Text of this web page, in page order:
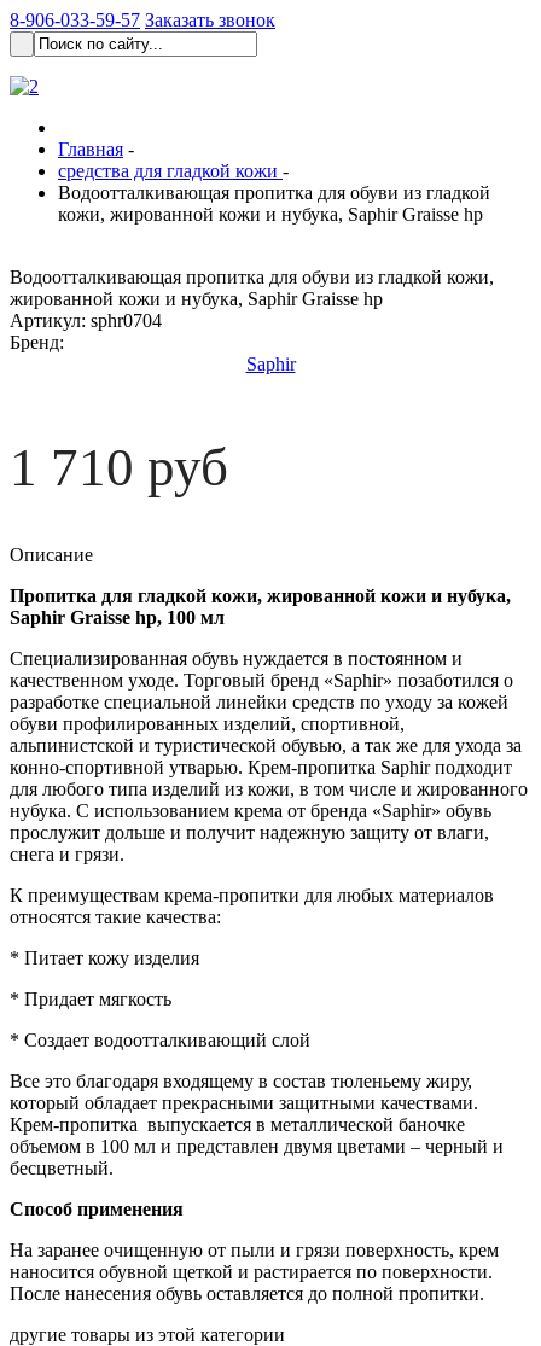
8-906-033-59-57 Заказать звонок
Главная -
средства для гладкой кожи -
Водоотталкивающая пропитка для обуви из гладкой
кожи, жированной кожи и нубука, Saphir Graisse hp
Водоотталкивающая пропитка для обуви из гладкой кожи,
жированной кожи и нубука, Saphir Graisse hp
Артикул: sphr0704
Бренд:
Saphir
1 710 руб
Описание
Пропитка для гладкой кожи, жированной кожи и нубука,
Saphir Graisse hp, 100 мл
Специализированная обувь нуждается в постоянном и
качественном уходе. Торговый бренд «Saphir» позаботился о
разработке специальной линейки средств по уходу за кожей
обуви профилированных изделий, спортивной,
альпинистской и туристической обувью, а так же для ухода за
конно-спортивной утварью. Крем-пропитка Saphir подходит
для любого типа изделий из кожи, в том числе и жированного
нубука. С использованием крема от бренда «Saphir» обувь
прослужит дольше и получит надежную защиту от влаги,
снега и грязи.
К преимуществам крема-пропитки для любых материалов
относятся такие качества:
* Питает кожу изделия
* Придает мягкость
* Создает водоотталкивающий слой
Все это благодаря входящему в состав тюленьему жиру,
который обладает прекрасными защитными качествами.
Крем-пропитка выпускается в металлической баночке
объемом в 100 мл и представлен двумя цветами – черный и
бесцветный.
Способ применения
На заранее очищенную от пыли и грязи поверхность, крем
наносится обувной щеткой и растирается по поверхности.
После нанесения обувь оставляется до полной пропитки.
другие товары из этой категории